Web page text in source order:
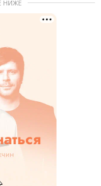
НИЖЕ